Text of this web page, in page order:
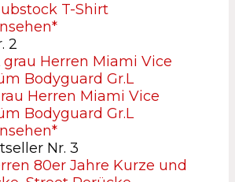
T-Shirt
2
Herren Miami Vice
Bodyguard Gr.L
Nr. 3